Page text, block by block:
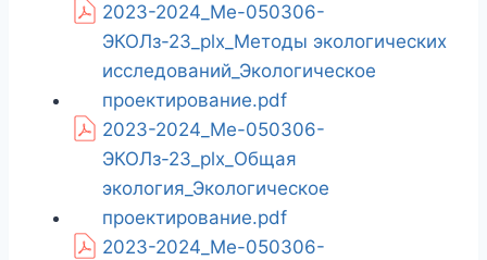
2023-2024_Ме-050306-
ЭКОЛз-23_plx_Методы экологических
исследований_Экологическое
проектирование.pdf
2023-2024_Ме-050306-
ЭКОЛз-23_plx_Общая
экология_Экологическое
проектирование.pdf
2023-2024_Ме-050306-